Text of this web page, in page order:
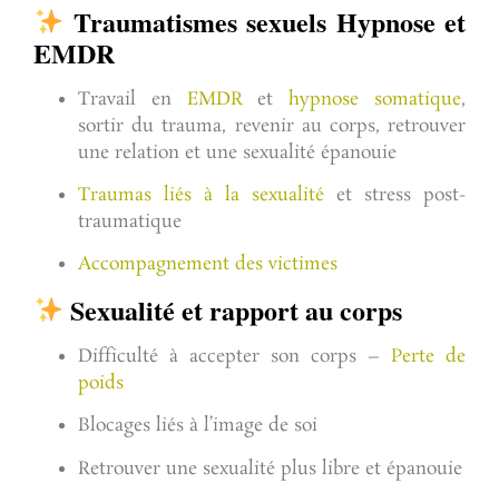
Traumatismes sexuels Hypnose et
EMDR
Travail en EMDRethypnose somatique,
sortir du trauma, revenir au corps, retrouver
une relation et une sexualité épanouie
Traumas liés à la sexualité et stress post-
traumatique
Accompagnement des victimes
Sexualité et rapport au corps
Difficulté à accepter son corps – Perte de
poids
Blocages liés à l’image de soi
Retrouver une sexualité plus libre et épanouie